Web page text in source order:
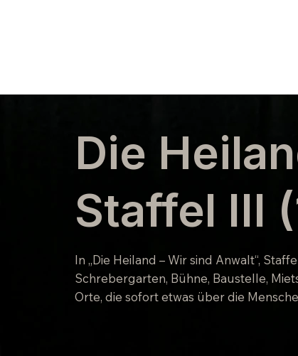
Die
Staffel III
In „Die Heiland – Wir sind Anwalt“,
Schrebergarten, Bühne, Baustelle,
Orte, die sofort etwas über die